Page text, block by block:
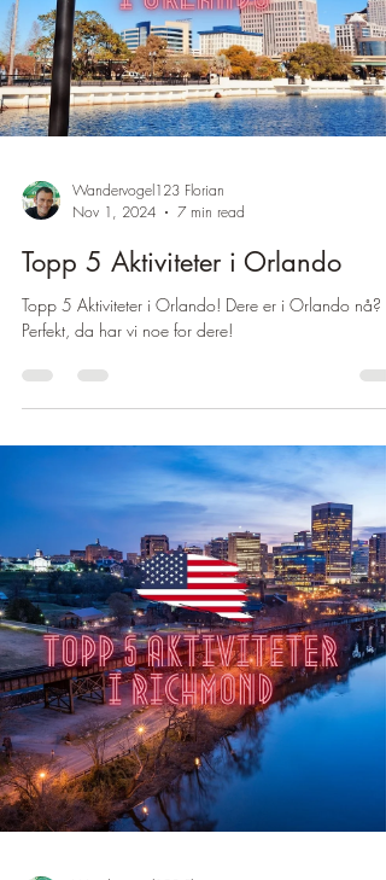
Wandervogel123 Florian
Nov 1, 2024
7 min read
Topp 5 Aktiviteter i Orlando
Topp 5 Aktiviteter i Orlando! Dere er i Orlando nå?
Perfekt, da har vi noe for dere!